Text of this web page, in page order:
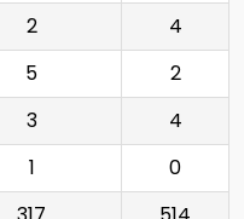
2
4
5
2
3
4
1
0